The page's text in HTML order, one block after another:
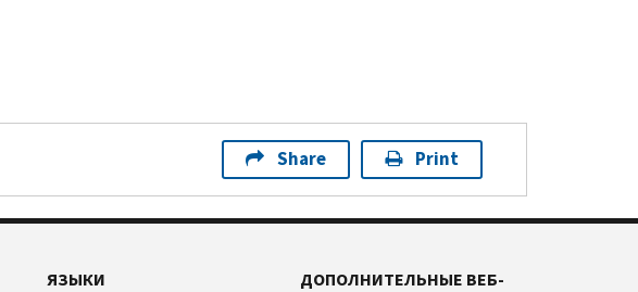
Share Print
ЯЗЫКИ
ДОПОЛНИТЕЛЬНЫЕ ВЕБ-